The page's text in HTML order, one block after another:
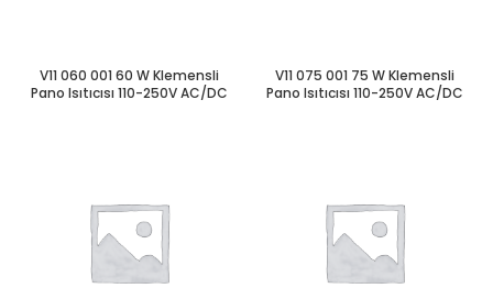
V11 060 001 60 W Klemensli
Pano Isıtıcısı 110-250V AC/DC
V11 075 001 75 W Klemensli
Pano Isıtıcısı 110-250V AC/DC